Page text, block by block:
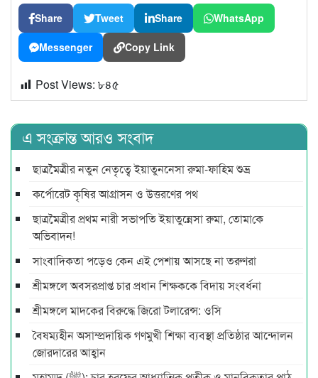
Share Tweet Share WhatsApp
Messenger Copy Link
Post Views: ৮৪৫
এ সংক্রান্ত আরও সংবাদ
ছাত্রমৈত্রীর নতুন নেতৃত্বে ইয়াতুননেসা রুমা-ফাহিম শুভ্র
কর্পোরেট কৃষির আগ্রাসন ও উত্তরণের পথ
ছাত্রমৈত্রীর প্রথম নারী সভাপ‌তি ইয়াতুন্নেসা রুমা, তোমা‌কে
অ‌ভিবাদন!
সাংবাদিকতা পড়েও কেন এই পেশায় আসছে না তরুণরা
শ্রীমঙ্গলে অবসরপ্রাপ্ত চার প্রধান শিক্ষককে বিদায় সংবর্ধনা
শ্রীমঙ্গলে মাদকের বিরুদ্ধে জিরো টলারেন্স: ওসি
বৈষম্যহীন অসাম্প্রদায়িক গণমুখী শিক্ষা ব্যবস্থা প্রতিষ্ঠার আন্দোলন
জোরদারের আহ্বান